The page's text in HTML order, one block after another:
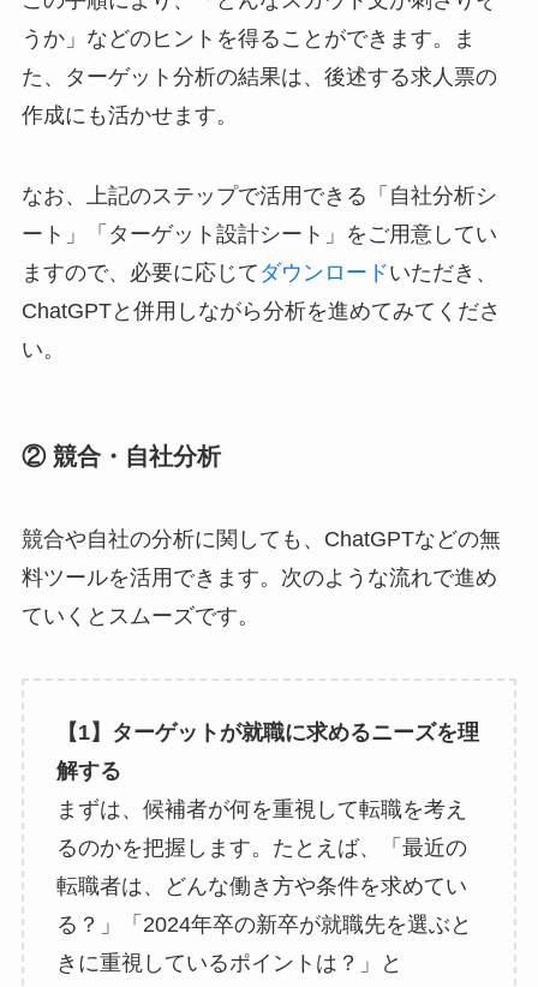
うか」などのヒントを得ることができます。ま
た、ターゲット分析の結果は、後述する求人票の
作成にも活かせます。
なお、上記のステップで活用できる「自社分析シ
ート」「ターゲット設計シート」をご用意してい
ますので、必要に応じて ダウンロードいただき、
ChatGPTと併用しながら分析を進めてみてくださ
い。
② 競合・自社分析
競合や自社の分析に関しても、ChatGPTなどの無
料ツールを活用できます。次のような流れで進め
ていくとスムーズです。
【1】ターゲットが就職に求めるニーズを理
解する
まずは、候補者が何を重視して転職を考え
るのかを把握します。たとえば、「最近の
転職者は、どんな働き方や条件を求めてい
る？」「2024年卒の新卒が就職先を選ぶと
きに重視しているポイントは？」と